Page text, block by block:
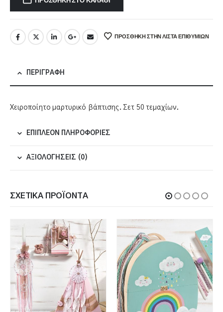
ΠΡΌΣΘΉΚΗ ΣΤΗΝ ΛΊΣΤΑ ΕΠΙΘΥΜΙΏΝ
ΠΕΡΙΓΡΑΦΉ
Χειροποίητο μαρτυρικό βάπτισης. Σετ 50 τεμαχίων.
ΕΠΙΠΛΈΟΝ ΠΛΗΡΟΦΟΡΊΕΣ
ΑΞΙΟΛΟΓΉΣΕΙΣ (0)
ΣΧΕΤΙΚΆ ΠΡΟΪΌΝΤΑ